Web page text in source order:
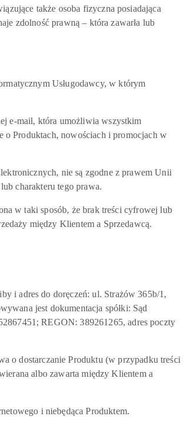
także osoba fizyczna posiadająca
zdolność prawną – która zawarła lub
Usługodawcy, w którym
e-mail, która umożliwia wszystkim
o Produktach, nowościach i promocjach w
nie są zgodne z prawem Unii
charakteru tego prawa.
w taki sposób, że brak treści cyfrowej lub
między Klientem a Sprzedawcą.
adres do doręczeń: ul. Strażów 365b/1,
jest dokumentacja spółki: Sąd
REGON: 389261265, adres poczty
o dostarczanie Produktu (w przypadku treści
albo zawarta między Klientem a
i niebędąca Produktem.